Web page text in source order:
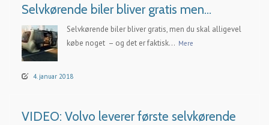
Selvkørende biler bliver gratis men…
Selvkørende biler bliver gratis, men du skal alligevel
købe noget – og det er faktisk... Mere
4. januar 2018
VIDEO: Volvo leverer første selvkørende